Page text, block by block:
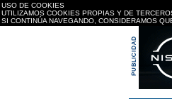
USO DE COOKIES
UTILIZAMOS COOKIES PROPIAS Y DE
SI CONTINÚA NAVEGANDO, CONSIDERAMOS